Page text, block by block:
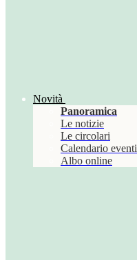
Novità
Panoramica
Le notizie
Le circolari
Calendario eventi
Albo online